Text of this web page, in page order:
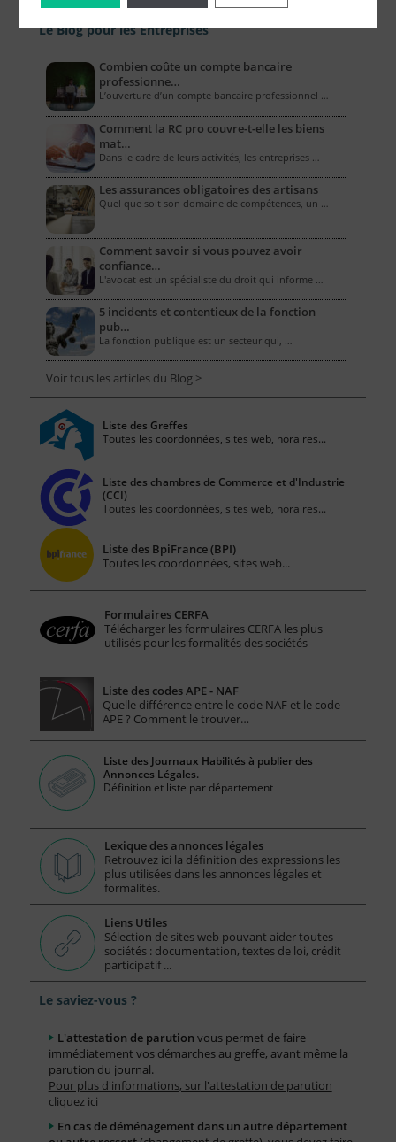
Le Blog pour les Entreprises
Combien coûte un compte bancaire
professionne…
L’ouverture d’un compte bancaire professionnel …
Comment la RC pro couvre-t-elle les biens
mat…
Dans le cadre de leurs activités, les entreprises …
Les assurances obligatoires des artisans
Quel que soit son domaine de compétences, un …
Comment savoir si vous pouvez avoir
confiance…
L'avocat est un spécialiste du droit qui informe …
5 incidents et contentieux de la fonction
pub…
La fonction publique est un secteur qui, …
Voir tous les articles du Blog >
Liste des Greffes
Toutes les coordonnées, sites web, horaires...
Liste des chambres de Commerce et d'Industrie
(CCI)
Toutes les coordonnées, sites web, horaires...
Liste des BpiFrance (BPI)
Toutes les coordonnées, sites web...
Formulaires CERFA
Télécharger les formulaires CERFA les plus
utilisés pour les formalités des sociétés
Liste des codes APE - NAF
Quelle différence entre le code NAF et le code
APE ? Comment le trouver…
Liste des Journaux Habilités à publier des
Annonces Légales.
Définition et liste par département
Lexique des annonces légales
Retrouvez ici la définition des expressions les
plus utilisées dans les annonces légales et
formalités.
Liens Utiles
Sélection de sites web pouvant aider toutes
sociétés : documentation, textes de loi, crédit
participatif ...
Le saviez-vous ?
L'attestation de parution vous permet de faire
immédiatement vos démarches au greffe, avant même la
parution du journal.
Pour plus d'informations, sur l'attestation de parution
cliquez ici
En cas de déménagement dans un autre département